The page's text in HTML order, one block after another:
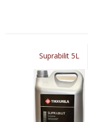
Suprabilit 5L